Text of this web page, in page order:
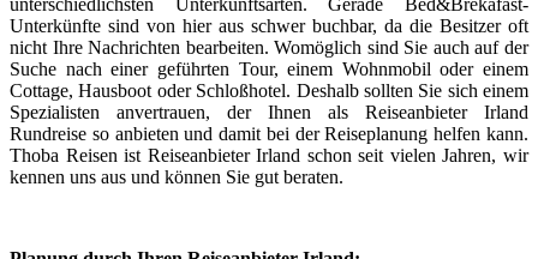
Unterkünfte sind von hier aus schwer buchbar, da die Besitzer oft
nicht Ihre Nachrichten bearbeiten. Womöglich sind Sie auch auf der
Suche nach einer geführten Tour, einem Wohnmobil oder einem
Cottage, Hausboot oder Schloßhotel. Deshalb sollten Sie sich einem
Spezialisten anvertrauen, der Ihnen als Reiseanbieter Irland
Rundreise so anbieten und damit bei der Reiseplanung helfen kann.
Thoba Reisen ist Reiseanbieter Irland schon seit vielen Jahren, wir
kennen uns aus und können Sie gut beraten.